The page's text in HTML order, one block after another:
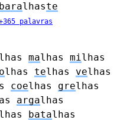
baralhaste
palavras
lhas malhas milhas
lhas telhas velhas
coelhas grelhas
argalhas
lhas batalhas